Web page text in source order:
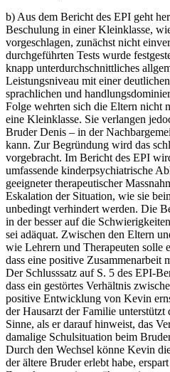
b) Aus dem Bericht des EPI geht
Beschulung in einer Kleinklasse,
vorgeschlagen, zunächst nicht
durchgeführten Tests wurde
knapp unterdurchschnittliches
Leistungsniveau mit einer
sprachlichen und
Folge wehrten sich die Eltern nicht
eine Kleinklasse. Sie verlangen
Bruder Denis – in der
kann. Zur Begründung wird das
vorgebracht. Im Bericht des EPI
umfassende kinderpsychiatrische
geeigneter therapeutischer
Eskalation der Situation, wie sie
unbedingt verhindert werden. Die
in der besser auf die
sei adäquat. Zwischen den Eltern
wie Lehrern und Therapeuten solle
dass eine positive Zusammenarbeit
Der Schlusssatz auf S. 5 des EPI-
dass ein gestörtes Verhältnis
positive Entwicklung von Kevin
der Hausarzt der Familie unter­stützt
Sinne, als er darauf hinweist, das
damalige Schulsituation beim
Durch den Wechsel könne Kevin
der ältere Bruder erlebt habe,